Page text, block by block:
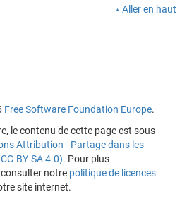
Aller en haut
Free Software Foundation Europe.
le contenu de cette page est sous
Attribution - Partage dans les
BY-SA 4.0). Pour plus
notre politique de licences
site internet.